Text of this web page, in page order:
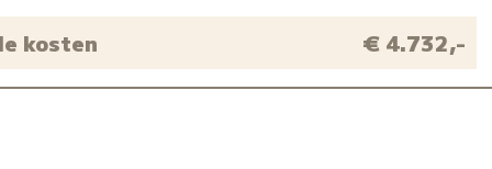
kosten € 4.732,-